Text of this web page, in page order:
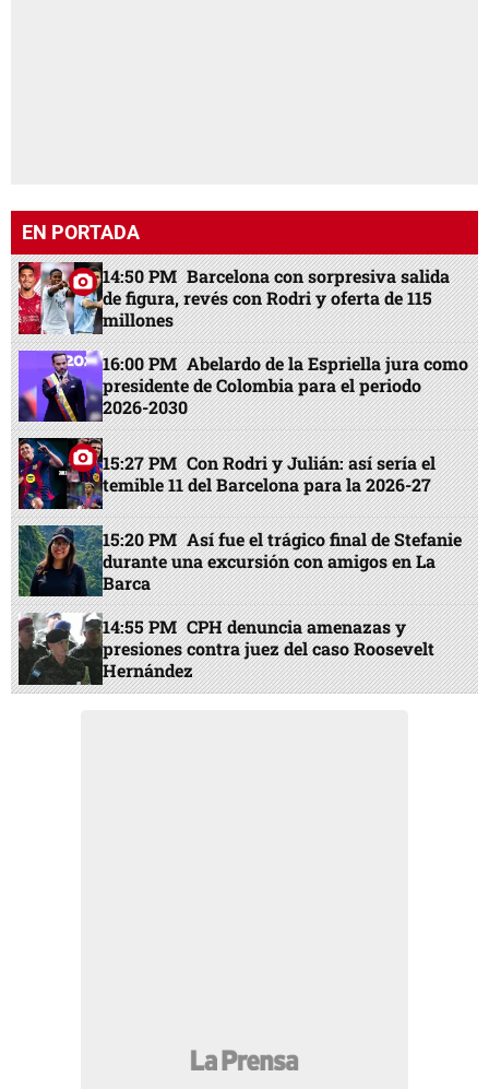
EN PORTADA
14:50 PM Barcelona con sorpresiva salida
de figura, revés con Rodri y oferta de 115
millones
16:00 PM Abelardo de la Espriella jura como
presidente de Colombia para el periodo
2026-2030
15:27 PM Con Rodri y Julián: así sería el
temible 11 del Barcelona para la 2026-27
15:20 PM Así fue el trágico final de Stefanie
durante una excursión con amigos en La
Barca
14:55 PM CPH denuncia amenazas y
presiones contra juez del caso Roosevelt
Hernández